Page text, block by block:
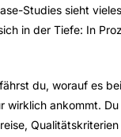
Studies sieht
in der Tiefe: In
du, worauf es
wirklich ankommt.
Qualitätskriterien